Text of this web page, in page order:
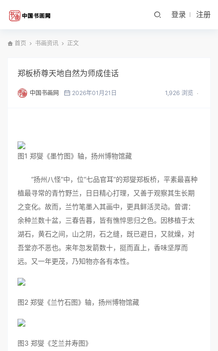
登录 注册
首页 书画资讯 正文
郑板桥尊天地自然为师成佳话
中国书画网 2026年01月21日 1,926 浏览
图1 郑燮《墨竹图》轴，扬州博物馆藏
“扬州八怪”中，位“七品官耳”的郑燮郑板桥，平素最喜种
植最寻常的青竹野兰，日日精心打理，又善于观察其生长期
之变化。故而，兰竹笔墨入其画中，更具鲜活灵动。曾谓：
余种兰数十盆，三春告暮，皆有憔悴思归之色。因移植于太
湖石，黄石之间，山之阴，石之缝，既已避日，又就燥，对
吾堂亦不恶也。来年忽发箭数十，挺而直上，香味坚厚而
远。又一年更茂，乃知物亦各有本性。
图2 郑燮《兰竹石图》轴，扬州博物馆藏
图3 郑燮《芝兰并寿图》